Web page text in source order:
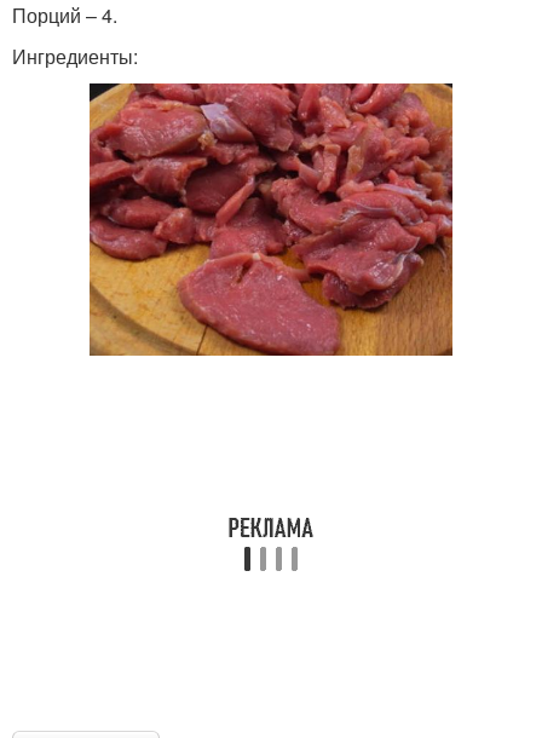
Порций – 4.
Ингредиенты: